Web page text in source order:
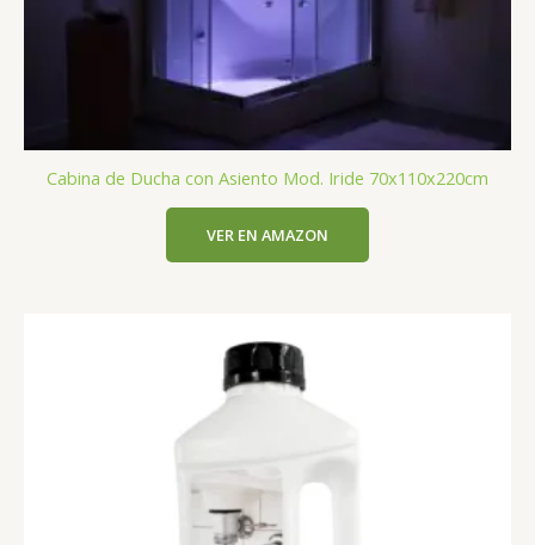
Cabina de Ducha con Asiento Mod. Iride 70x110x220cm
VER EN AMAZON